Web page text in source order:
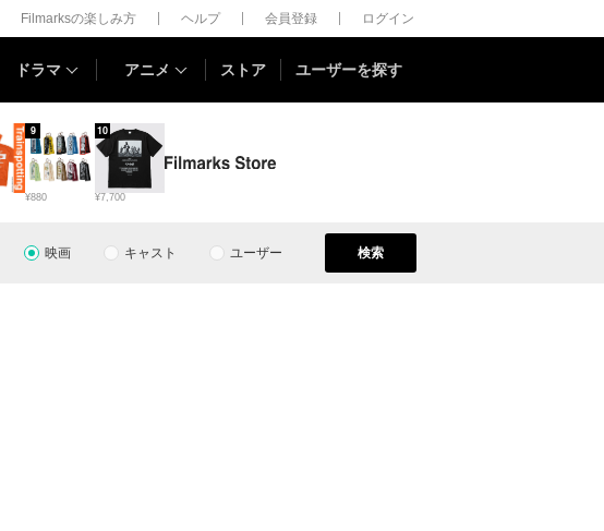
Filmarksの楽しみ方 ヘルプ 会員登録 ログイン
ドラマ アニメ ストア ユーザーを探す
¥880
9
¥7,700
10
映画 キャスト ユーザー 検索